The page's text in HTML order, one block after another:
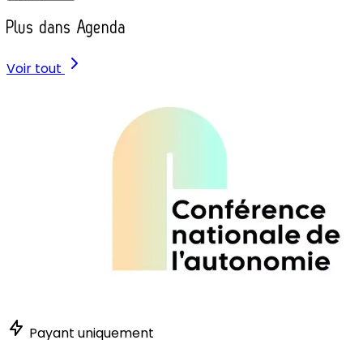
Plus dans Agenda
Voir tout
Payant uniquement